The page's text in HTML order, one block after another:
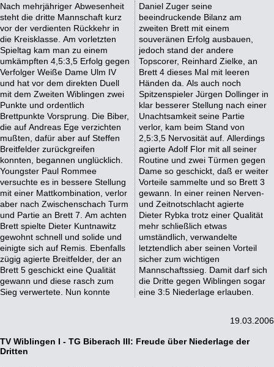
Nach mehrjähriger Abwesenheit
steht die dritte Mannschaft kurz
vor der verdienten Rückkehr in
die Kreisklasse. Am vorletzten
Spieltag kam man zu einem
umkämpften 4,5:3,5 Erfolg gegen
Verfolger Weiße Dame Ulm IV
und hat vor dem direkten Duell
mit dem Zweiten Wiblingen zwei
Punkte und ordentlich
Brettpunkte Vorsprung. Die Biber,
die auf Andreas Ege verzichten
mußten, dafür aber auf Steffen
Breitfelder zurückgreifen
konnten, begannen unglücklich.
Youngster Paul Rommee
versuchte es in bessere Stellung
mit einer Mattkombination, verlor
aber nach Zwischenschach Turm
und Partie an Brett 7. Am achten
Brett spielte Dieter Kuntnawitz
gewohnt schnell und solide und
einigte sich auf Remis. Ebenfalls
zügig agierte Breitfelder, der an
Brett 5 geschickt eine Qualität
gewann und diese rasch zum
Sieg verwertete. Nun konnte
Daniel Zuger seine
beeindruckende Bilanz am
zweiten Brett mit einem
souveränen Erfolg ausbauen,
jedoch stand der andere
Topscorer, Reinhard Zielke, an
Brett 4 dieses Mal mit leeren
Händen da. Als auch noch
Spitzenspieler Jürgen Dollinger in
klar besserer Stellung nach einer
Unachtsamkeit seine Partie
verlor, kam beim Stand von
2,5:3,5 Nervosität auf. Allerdings
agierte Adolf Flor mit all seiner
Routine und zwei Türmen gegen
Dame so geschickt, daß er weiter
Vorteile sammelte und so Brett 3
gewann. In einer reinen Nerven-
und Zeitnotschlacht agierte
Dieter Rybka trotz einer Qualität
mehr schließlich etwas
umständlich, verwandelte
letztendlich aber seinen Vorteil
sicher zum wichtigen
Mannschaftssieg. Damit darf sich
die Dritte gegen Wiblingen sogar
eine 3:5 Niederlage erlauben.
19.03.2006
TV Wiblingen I - TG Biberach III: Freude über Niederlage der
Dritten